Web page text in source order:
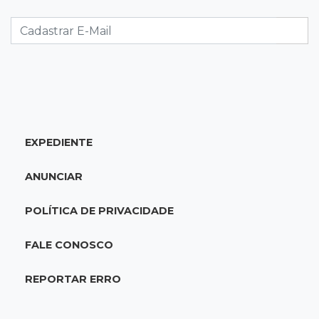
Brasileirão Feminino
20:15Pedro Juan Caballero
ligada a laboratório ilegal
Suspeitos de ocupar avião interceptado pela
EXPEDIENTE
ANUNCIAR
POLÍTICA DE PRIVACIDADE
FALE CONOSCO
REPORTAR ERRO